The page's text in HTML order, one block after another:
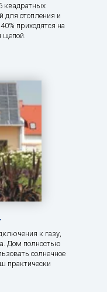
квадратных
для отопления и
приходятся на
щепой.
к газу,
Дом полностью
солнечное
практически